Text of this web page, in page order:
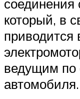
который, в
приводится
ведущим по
автомобиля.